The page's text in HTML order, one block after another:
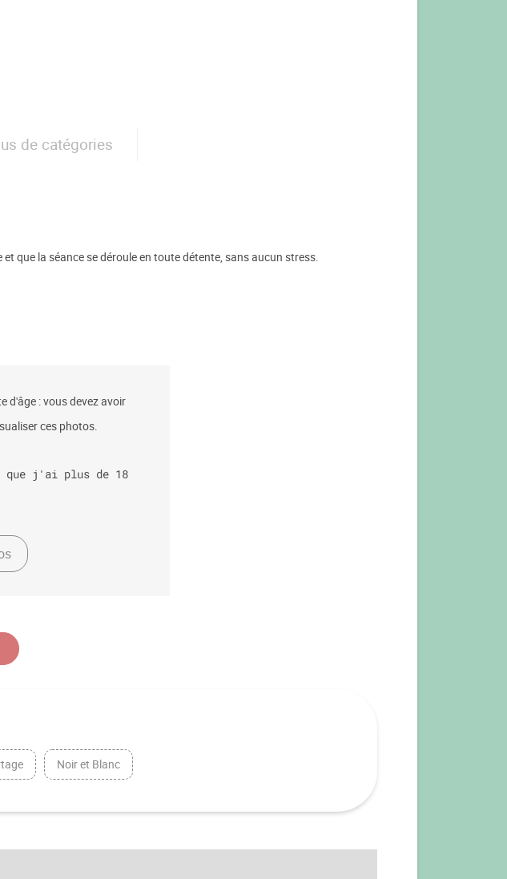
de catégories
que la séance se déroule en toute détente, sans aucun stress.
d'âge : vous devez avoir
ces photos.
j'ai plus de 18
Noir et Blanc